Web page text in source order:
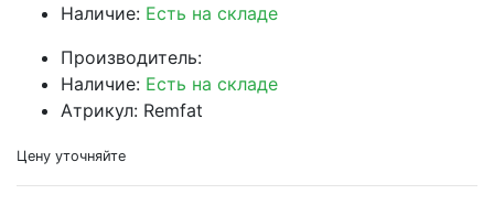
Наличие: Есть на складе
Производитель:
Наличие: Есть на складе
Атрикул: Remfat
Цену уточняйте